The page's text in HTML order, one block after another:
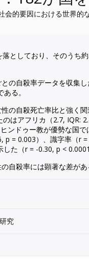
会的要因における世界
としており、そのうち
の自殺率データを収集
る。
の自殺死亡率比と強く
はアフリカ（2.7, IQR:
ンドゥー教が優勢な国
p = 0.003）、識字率（r
た（r = -0.30, p < 0.0001
自殺率には顕著な差が
究